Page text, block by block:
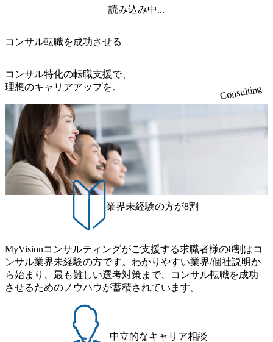
読み込み中...
コンサル転職を成功させる
コンサル特化の転職支援で、
理想のキャリアアップを。
Consulting
業界未経験の方が8割
MyVisionコンサルティングがご支援する求職者様の8割はコ
ンサル業界未経験の方です。わかりやすい業界/個社説明か
ら始まり、最も難しい選考対策まで、コンサル転職を成功
させるためのノウハウが蓄積されています。
中立的なキャリア相談